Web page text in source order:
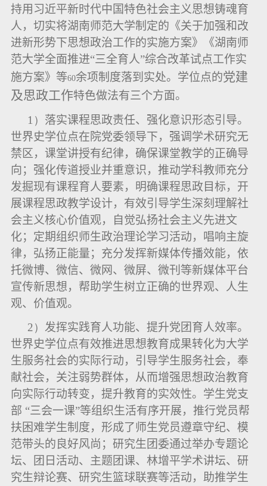
持用习近平新时代中国特色社会主义思想铸魂育
人，切实将湖南师范大学制定的《关于加强和改
进新形势下思想政治工作的实施方案》《湖南师
范大学全面推进“三全育人”综合改革试点工作实
施方案》等60余项制度落到实处。学位点的党建
及思政工作特色做法有三个方面。
1） 落实课程思政责任、强化意识形态引导。
世界史学位点在院党委领导下，强调学术研究无
禁区，课堂讲授有纪律，确保课堂教学的正确导
向；强化传道授业并重意识，推动学科教师充分
发掘现有课程育人要素，明确课程思政目标，开
展课程思政教学设计，有效引导学生深刻理解社
会主义核心价值观，自觉弘扬社会主义先进文
化；定期组织师生政治理论学习活动，唱响主旋
律，弘扬正能量；充分发挥新媒体传播效能，依
托微博、微信、微网、微屏、微刊等新媒体平台
宣传新思想，帮助学生树立正确的世界观、人生
观、价值观。
2） 发挥实践育人功能、提升党团育人效率。
世界史学位点有效推进思想教育成果转化为大学
生服务社会的实际行动，引导学生服务社会，奉
献社会，关注弱势群体，从而增强思想政治教育
向实际行动转变，提升教育的实效性。学生党支
部 “三会一课”等组织生活有序开展，推行党员帮
扶困难学生制度，形成了师生党员遵章守纪、模
范带头的良好风尚；研究生团委通过举办专题论
坛、团日活动、主题团课、林增平学术讲坛、研
究生辩论赛、研究生篮球联赛等活动，助推学生